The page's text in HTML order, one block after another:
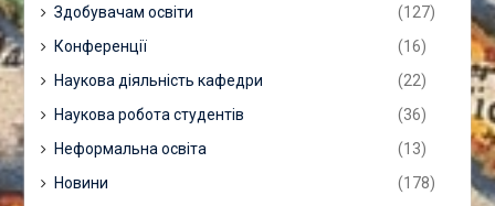
Здобувачам освіти
(127)
Конференції
(16)
Наукова діяльність кафедри
(22)
Наукова робота студентів
(36)
Неформальна освіта
(13)
Новини
(178)